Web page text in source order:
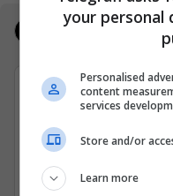
Real Estate
cpit comparit
Senior Product
Day Workweek
your
Personalised
content
services
Store and/or
Learn more